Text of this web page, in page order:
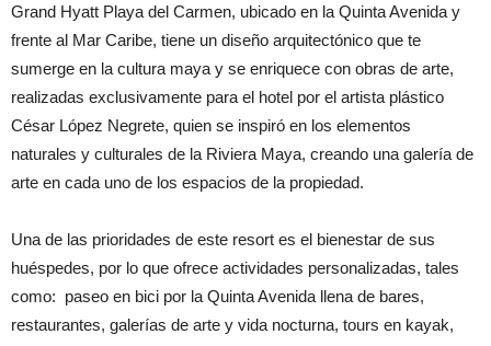
Grand Hyatt Playa del Carmen, ubicado en la Quinta Avenida y
frente al Mar Caribe, tiene un diseño arquitectónico que te
sumerge en la cultura maya y se enriquece con obras de arte,
realizadas exclusivamente para el hotel por el artista plástico
César López Negrete, quien se inspiró en los elementos
naturales y culturales de la Riviera Maya, creando una galería de
arte en cada uno de los espacios de la propiedad.
Una de las prioridades de este resort es el bienestar de sus
huéspedes, por lo que ofrece actividades personalizadas, tales
como: ​ paseo en bici por la Quinta Avenida llena de bares,
restaurantes, galerías de arte y vida nocturna, tours en kayak,